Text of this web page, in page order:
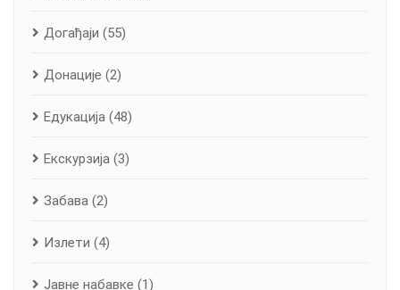
Догађаји (55)
Донације (2)
Едукација (48)
Екскурзија (3)
Забава (2)
Излети (4)
Јавне набавке (1)